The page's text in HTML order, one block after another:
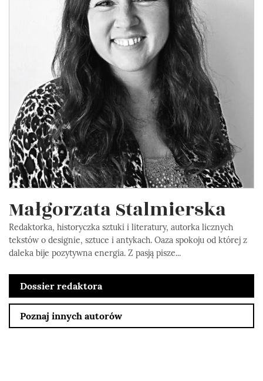
Małgorzata Stalmierska
Redaktorka, historyczka sztuki i literatury, autorka licznych
tekstów o designie, sztuce i antykach. Oaza spokoju od której z
daleka bije pozytywna energia. Z pasją pisze...
Dossier redaktora
Poznaj innych autorów